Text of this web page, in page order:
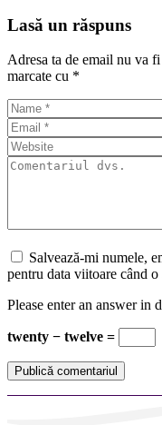
Lasă un răspuns
Adresa ta de email nu va
marcate cu *
Salvează-mi numele,
pentru data viitoare când o
Please enter an answer in
twenty − twelve =